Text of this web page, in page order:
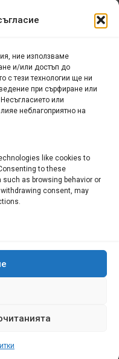
ние използваме
и/или достъп до
с тези технологии ще ни
при сърфиране или
или
неблагоприятно на
like cookies to
to these
as browsing behavior or
consent, may
за изкуство
БИЗНЕС
ЛОВЕЧ
права запазени